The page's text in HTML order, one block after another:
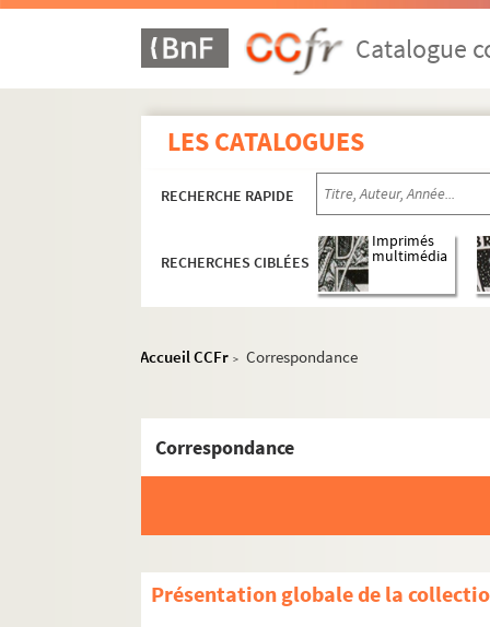
Catalogue
LES CATALOGUES
RECHERCHE RAPIDE
RECHERCHES CIBLÉES
Imprimés
multimédia
Accueil CCFr > Correspondance
Correspondance
Présentation globale de la